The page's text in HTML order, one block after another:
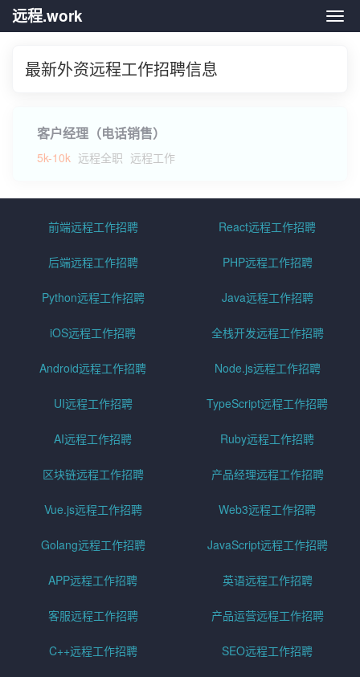
远
远程.work
最新外资远程工作招聘信息
客户经理（电话销售）
5k-10k 远程全职 远程工作
前端远程工作招聘 React远程工作招聘
后端远程工作招聘 PHP远程工作招聘
Python远程工作招聘 Java远程工作招聘
iOS远程工作招聘 全栈开发远程工作招聘
Android远程工作招聘 Node.js远程工作招聘
UI远程工作招聘 TypeScript远程工作招聘
AI远程工作招聘 Ruby远程工作招聘
区块链远程工作招聘 产品经理远程工作招聘
Vue.js远程工作招聘 Web3远程工作招聘
Golang远程工作招聘 JavaScript远程工作招聘
APP远程工作招聘 英语远程工作招聘
客服远程工作招聘 产品运营远程工作招聘
C++远程工作招聘 SEO远程工作招聘